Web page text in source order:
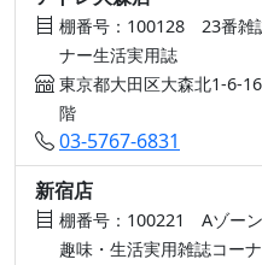
棚番号：100128 23番雑
ナー生活実用誌
東京都大田区大森北1-6-
階
03-5767-6831
新宿店
棚番号：100221 Aゾー
趣味・生活実用雑誌コー